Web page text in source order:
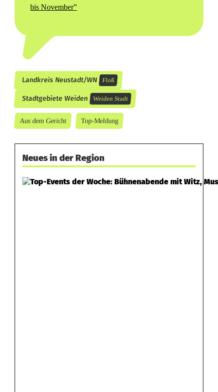
bis November”
Landkreis Neustadt/WN Floß
Stadtgebiete Weiden Weiden Stadt
Aus dem Gericht Top-Meldung
Neues in der Region